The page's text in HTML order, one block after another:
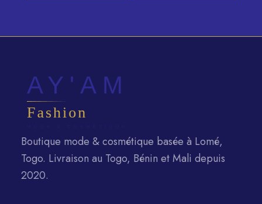
Boutique mode & cosmétique basée à Lomé,
Togo. Livraison au Togo, Bénin et Mali depuis
2020.